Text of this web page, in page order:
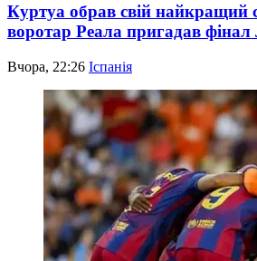
Куртуа обрав свій найкращий
воротар Реала пригадав фінал
Вчора, 22:26 Іспанія